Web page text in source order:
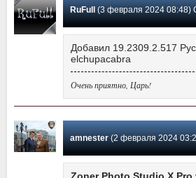
RuFull (3 февраля 2024 08:48)
Добавил 19.2309.2.517
elchupacabra
Очень приятно, Царь!
amnester(2 февраля 2024 03:26)